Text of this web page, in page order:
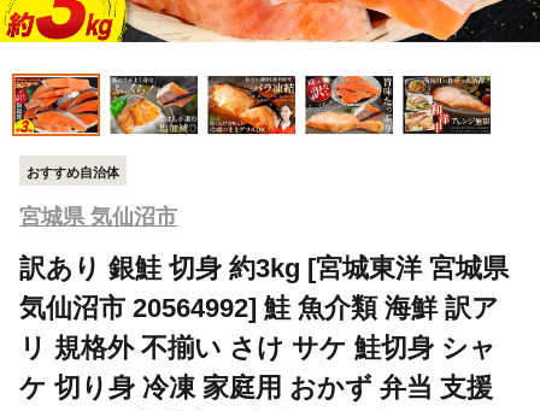
おすすめ自治体
宮城県 気仙沼市
訳あり 銀鮭 切身 約3kg [宮城東洋 宮城県
気仙沼市 20564992] 鮭 魚介類 海鮮 訳ア
リ 規格外 不揃い さけ サケ 鮭切身 シャ
ケ 切り身 冷凍 家庭用 おかず 弁当 支援